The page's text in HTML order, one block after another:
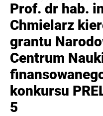
Prof. dr hab.
Chmielarz
grantu
Centrum
konkursu
5